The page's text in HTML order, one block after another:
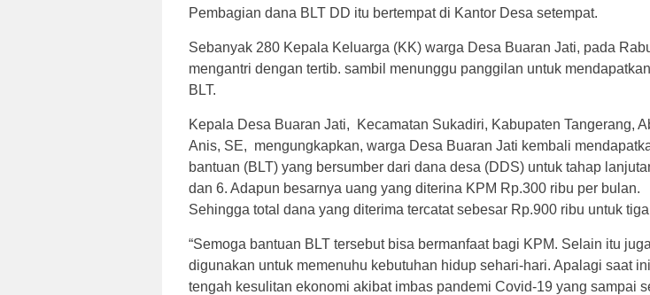
Pembagian dana BLT DD itu bertempat di Kantor Desa setempat.
Sebanyak 280 Kepala Keluarga (KK) warga Desa Buaran Jati, pada
mengantri dengan tertib. sambil menunggu panggilan untuk
BLT.
Kepala Desa Buaran Jati, Kecamatan Sukadiri, Kabupaten Tangerang,
Anis, SE, mengungkapkan, warga Desa Buaran Jati kembali
bantuan (BLT) yang bersumber dari dana desa (DDS) untuk tahap
dan 6. Adapun besarnya uang yang diterina KPM Rp.300 ribu per bulan.
Sehingga total dana yang diterima tercatat sebesar Rp.900 ribu untuk
“Semoga bantuan BLT tersebut bisa bermanfaat bagi KPM. Selain itu
digunakan untuk memenuhu kebutuhan hidup sehari-hari. Apalagi saat
tengah kesulitan ekonomi akibat imbas pandemi Covid-19 yang sampai